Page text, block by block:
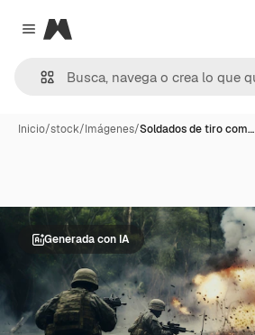
Close menu
Magnific
Inicio/stock/Imágenes/Soldados de tiro com…
Generada con IA